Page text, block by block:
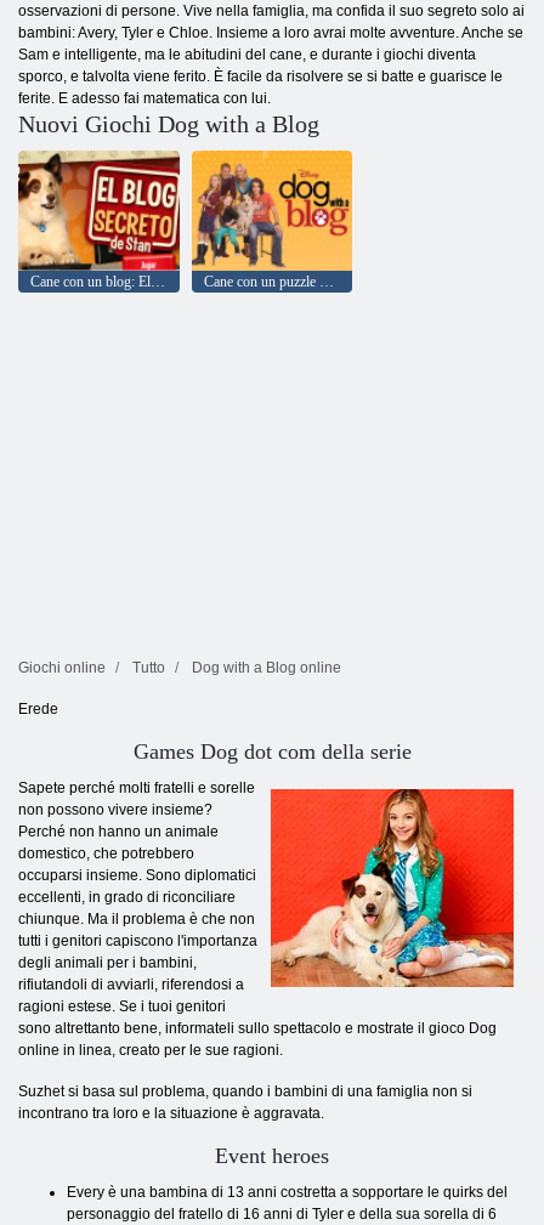
osservazioni di persone. Vive nella famiglia, ma confida il suo segreto solo ai
bambini: Avery, Tyler e Chloe. Insieme a loro avrai molte avventure. Anche se
Sam e intelligente, ma le abitudini del cane, e durante i giochi diventa
sporco, e talvolta viene ferito. È facile da risolvere se si batte e guarisce le
ferite. E adesso fai matematica con lui.
Nuovi Giochi Dog with a Blog
Cane con un blog: El Blog Secreto De Stan Cane con un puzzle di blog
Giochi online Tutto Dog with a Blog online
Erede
Games Dog dot com della serie
Sapete perché molti fratelli e sorelle
non possono vivere insieme?
Perché non hanno un animale
domestico, che potrebbero
occuparsi insieme. Sono diplomatici
eccellenti, in grado di riconciliare
chiunque. Ma il problema è che non
tutti i genitori capiscono l'importanza
degli animali per i bambini,
rifiutandoli di avviarli, riferendosi a
ragioni estese. Se i tuoi genitori
sono altrettanto bene, informateli sullo spettacolo e mostrate il gioco Dog
online in linea, creato per le sue ragioni.
Suzhet si basa sul problema, quando i bambini di una famiglia non si
incontrano tra loro e la situazione è aggravata.
Event heroes
Every è una bambina di 13 anni costretta a sopportare le quirks del
personaggio del fratello di 16 anni di Tyler e della sua sorella di 6